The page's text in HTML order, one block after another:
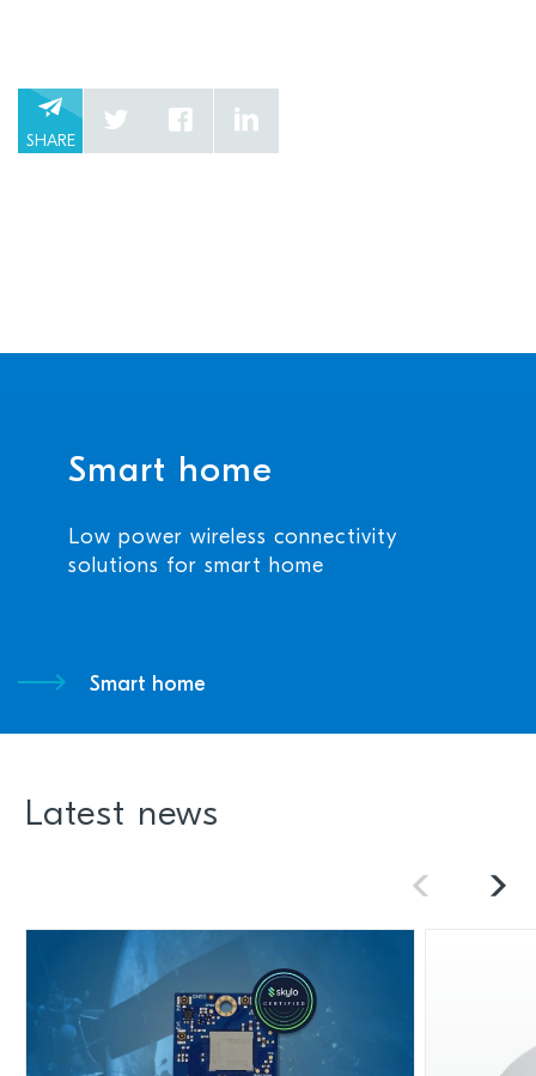
SHARE
Smart home
Low power wireless connectivity
solutions for smart home
Smart home
Latest news